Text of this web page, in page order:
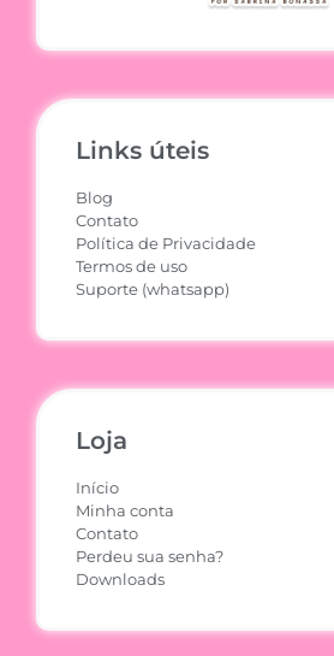
Links úteis
Blog
Contato
Política de Privacidade
Termos de uso
Suporte (whatsapp)
Loja
Início
Minha conta
Contato
Perdeu sua senha?
Downloads